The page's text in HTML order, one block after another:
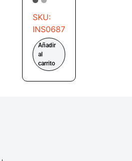
SKU:
INS0687
Añadir
al
carrito